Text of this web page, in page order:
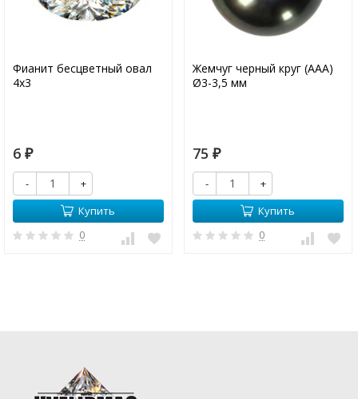
Фианит бесцветный овал
4х3
6 ₽
-
+
Купить
0
Жемчуг черный круг (ААА)
Ø3-3,5 мм
75 ₽
-
+
Купить
0